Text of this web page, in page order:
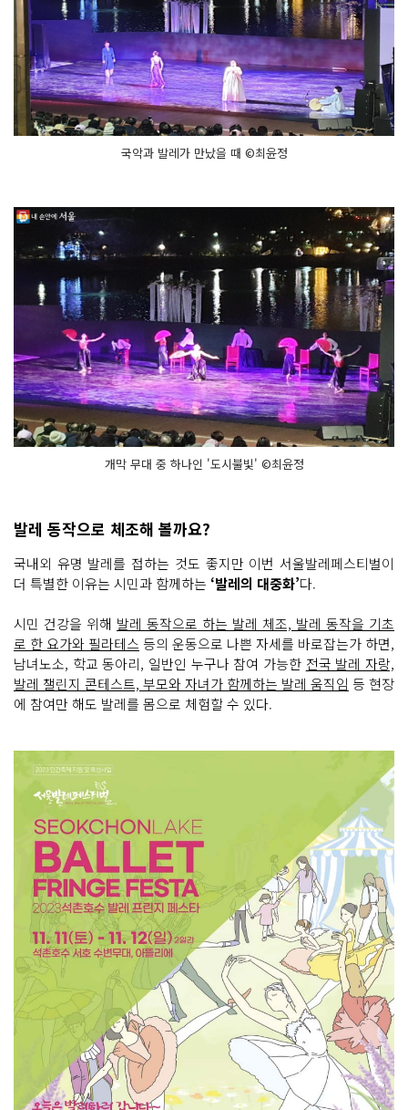
국악과 발레가 만났을 때 ©최윤정
개막 무대 중 하나인 '도시불빛' ©최윤정
발레 동작으로 체조해 볼까요?
국내외 유명 발레를 접하는 것도 좋지만 이번 서울발레페스티벌이
더 특별한 이유는 시민과 함께하는 ‘발레의 대중화’다.
시민 건강을 위해 발레 동작으로 하는 발레 체조, 발레 동작을 기초
로 한 요가와 필라테스 등의 운동으로 나쁜 자세를 바로잡는가 하면,
남녀노소, 학교 동아리, 일반인 누구나 참여 가능한 전국 발레 자랑,
발레 챌린지 콘테스트, 부모와 자녀가 함께하는 발레 움직임 등 현장
에 참여만 해도 발레를 몸으로 체험할 수 있다.